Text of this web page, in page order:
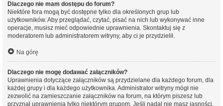
Dlaczego nie mam dostępu do forum?
Niektóre fora mogą być dostępne tylko dla określonych grup lub
użytkowników. Aby przeglądać, czytać, pisać na nich lub wykonywać inne
operacje, musisz mieć odpowiednie uprawnienia. Skontaktuj się z
moderatorem lub administratorem witryny, aby ci je przydzielił.
Na górę
Dlaczego nie mogę dodawać załączników?
Uprawnienia dotyczące załączników są przydzielane dla każdego forum, dla
każdej grupy i dla każdego użytkownika. Administrator witryny mógł nie
zezwolić na zamieszczanie załączników na forum, na którym piszesz lub
przyznał uprawnienia tylko niektórym grupom. Jeśli nadal nie masz jasności,